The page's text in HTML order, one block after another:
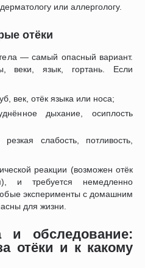
или аллергологу.
отёки
— самый опасный вариант.
веки, язык, гортань. Если
век, отёк языка или носа;
дыхание, осиплость
слабость, потливость,
реакции (возможен отёк
и требуется немедленно
эксперименты с домашним
для жизни.
и обследование:
отёки и к какому